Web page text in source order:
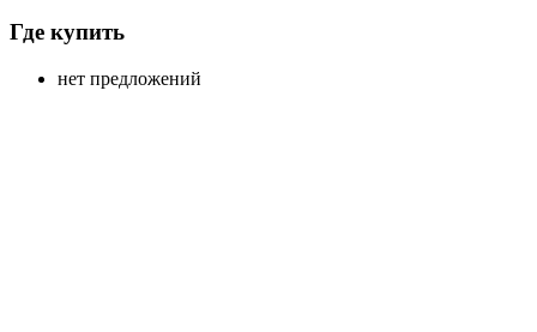
Где купить
нет предложений